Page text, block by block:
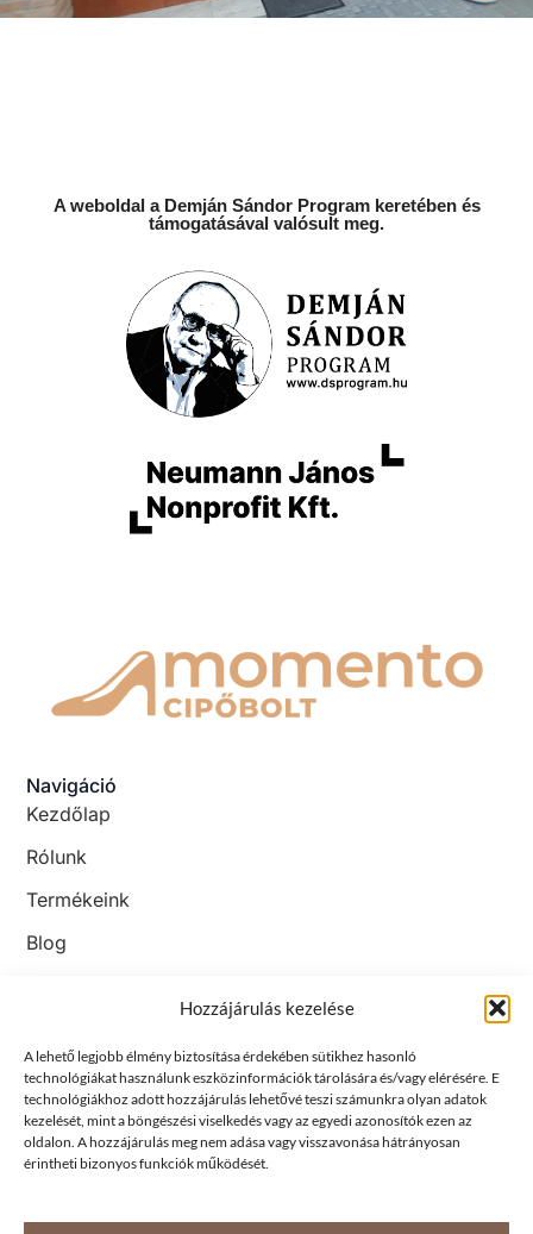
Hozzájárulás kezelése
A lehető legjobb élmény biztosítása érdekében sütikhez hasonló
technológiákat használunk eszközinformációk tárolására és/vagy elérésére. E
technológiákhoz adott hozzájárulás lehetővé teszi számunkra olyan adatok
kezelését, mint a böngészési viselkedés vagy az egyedi azonosítók ezen az
oldalon. A hozzájárulás meg nem adása vagy visszavonása hátrányosan
érintheti bizonyos funkciók működését.
A weboldal a Demján Sándor Program keretében és
támogatásával valósult meg.
Navigáció
Kezdőlap
Rólunk
Termékeink
Blog
Adatkezelési tájékoztató
Süti tájékoztató
Kövess minket!
TikTok